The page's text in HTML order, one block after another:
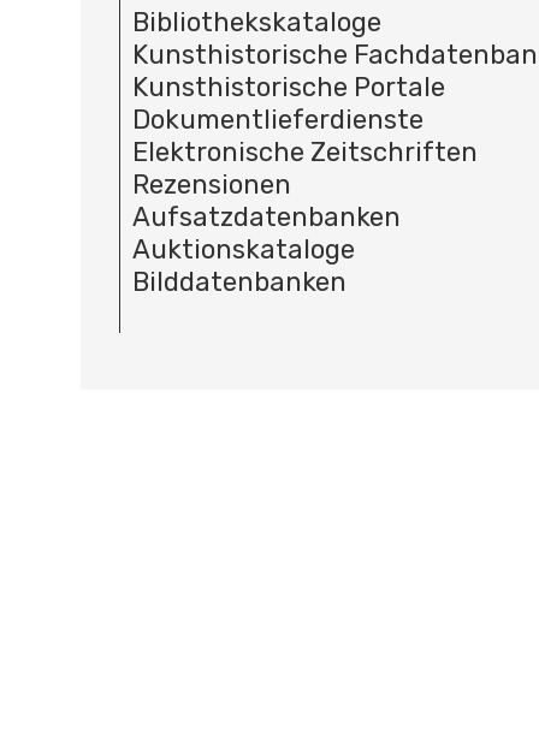
Bibliothekskataloge
Kunsthistorische
Kunsthistorische Portale
Dokumentlieferdienste
Elektronische Zeitschriften
Rezensionen
Aufsatzdatenbanken
Auktionskataloge
Bilddatenbanken